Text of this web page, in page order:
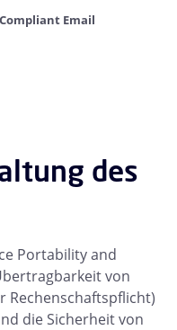
Email
des
Portability and
von
Rechenschaftspflicht)
die Sicherheit von